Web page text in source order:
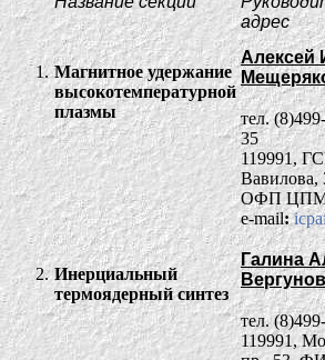
адрес
1. Магнитное удержание
высокотемпературной
плазмы
Алексей
тел.
35
119991,
ОФП
e-mail:
2. Инерциальный
термоядерный синтез
Галина
тел.
119991,